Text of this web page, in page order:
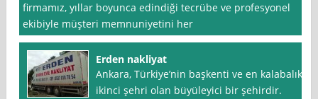
firmamız, yıllar boyunca edindiği tecrübe ve profesyonel
ekibiyle müşteri memnuniyetini her
Erden nakliyat
Ankara, Türkiye’nin başkenti ve en kalabalık
ikinci şehri olan büyüleyici bir şehirdir.